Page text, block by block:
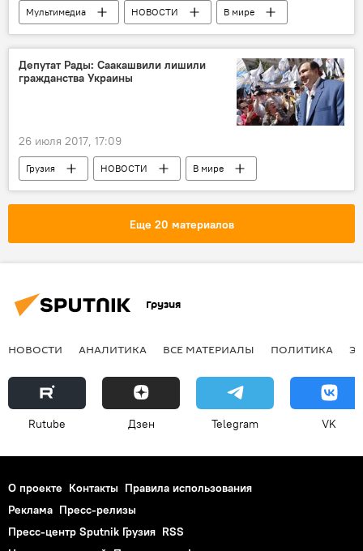
Мультимедиа НОВОСТИ
В мире
Видео
Мировая культура
Казахстан
Астана
Джон Малкович
ЭКСПО-2017
Депутат Рады: Саакашвили лишили
гражданства Украины
26 июля 2017, 17:09
Грузия НОВОСТИ
В мире
ПОЛИТИКА
Политика
Единое национальное движение
Еще 20 материалов
Грузия
НОВОСТИ АНАЛИТИКА ВСЕ МАТЕРИАЛЫ ПОЛИТИКА
Rutube Дзен Telegram VK
О проекте Контакты Правила использования
Реклама Пресс-релизы
Пресс-центр Sputnik Грузия RSS